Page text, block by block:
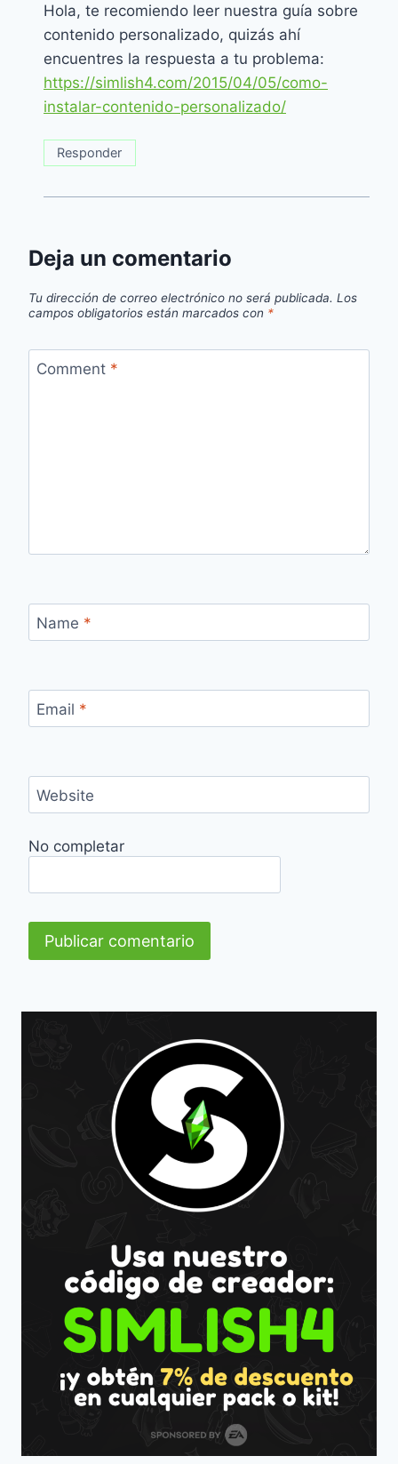
Hola, te recomiendo leer nuestra guía sobre
contenido personalizado, quizás ahí
encuentres la respuesta a tu problema:
https://simlish4.com/2015/04/05/como-
instalar-contenido-personalizado/
Responder
Deja un comentario
Tu dirección de correo electrónico no será publicada. Los
campos obligatorios están marcados con *
Comment *
Name *
Email *
Website
No completar